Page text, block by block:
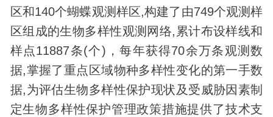
区和140个蝴蝶观测样区,构建了由749个观测样
区组成的生物多样性观测网络,累计布设样线和
样点11887条(个)，每年获得70余万条观测数
据,掌握了重点区域物种多样性变化的第一手数
据,为评估生物多样性保护现状及受威胁因素制
定生物多样性保护管理政策措施提供了技术支